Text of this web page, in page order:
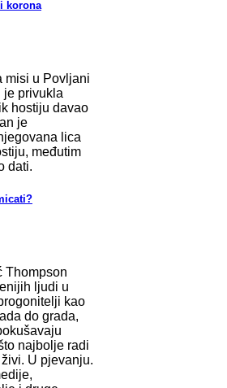
korona
misi u Povljani
je privukla
hostiju davao
je
lica
međutim
dati.
Thompson
ljudi u
kao
do grada,
najbolje radi
U pjevanju.